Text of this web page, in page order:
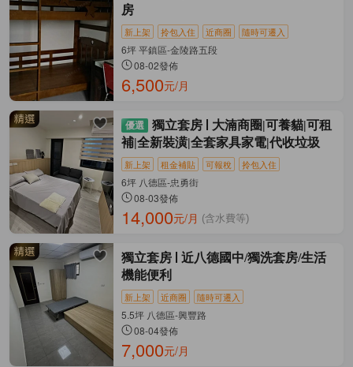
房
新上架 拎包入住 近商圈 隨時可遷入
6坪 平鎮區-金陵路五段
08-02發佈
6,500元/月
獨立套房
大湳商圈|可養貓|可租
補|全新裝潢|全套家具家電|代收垃圾
新上架 租金補貼 可報稅 拎包入住
6坪 八德區-忠勇街
08-03發佈
14,000元/月 (含水費等)
獨立套房
近八德國中/獨洗套房/生活
機能便利
新上架 近商圈 隨時可遷入
5.5坪 八德區-興豐路
08-04發佈
7,000元/月